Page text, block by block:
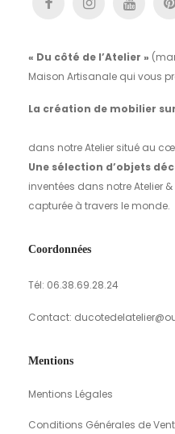
« Du côté de l’Atelier »
Maison Artisanale qui vous
La création de mobilier
dans notre Atelier situé au
Une sélection d’objets
inventées dans notre Atelier
capturée à travers le monde.
Coordonnées
Tél: 06.38.69.28.24
Contact:
Mentions
Mentions Légales
Conditions Générales de